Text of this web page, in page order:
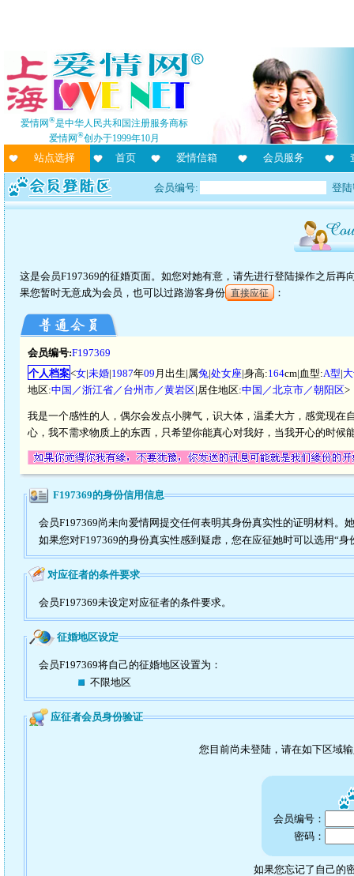
爱情网®是中华人民共和国注册服务商标
爱情网®创办于1999年10月
站点选择 首页 爱情信箱 会员服务
会员编号: 登
这是会员F197369的征婚页面。如您对她有意，请先进行登陆操作之后
果您暂时无意成为会员，也可以过路游客身份 直接应征 ：
会员编号:F197369
个人档案<女|未婚|1987年09 月出生|属兔|处女座|身高:164cm|血型:A型|
地区:中国／浙江省／台州市／黄岩区|居住地区:中国／北京市／朝阳区>
我是一个感性的人，偶尔会发点小脾气，识大体，温柔大方，感觉现
心，我不需求物质上的东西，只希望你能真心对我好，当我开心的时候
F197369的身份信用信息
会员F197369尚未向爱情网提交任何表明其身份真实性的证明材料。
如果您对F197369的身份真实性感到疑虑，您在应征她时可以选用“身
对应征者的条件要求
会员F197369未设定对应征者的条件要求。
征婚地区设定
会员F197369将自己的征婚地区设置为：
不限地区
应征者会员身份验证
您目前尚未登陆，请在如下区域
会员编号：
密码：
如果您忘记了自己的